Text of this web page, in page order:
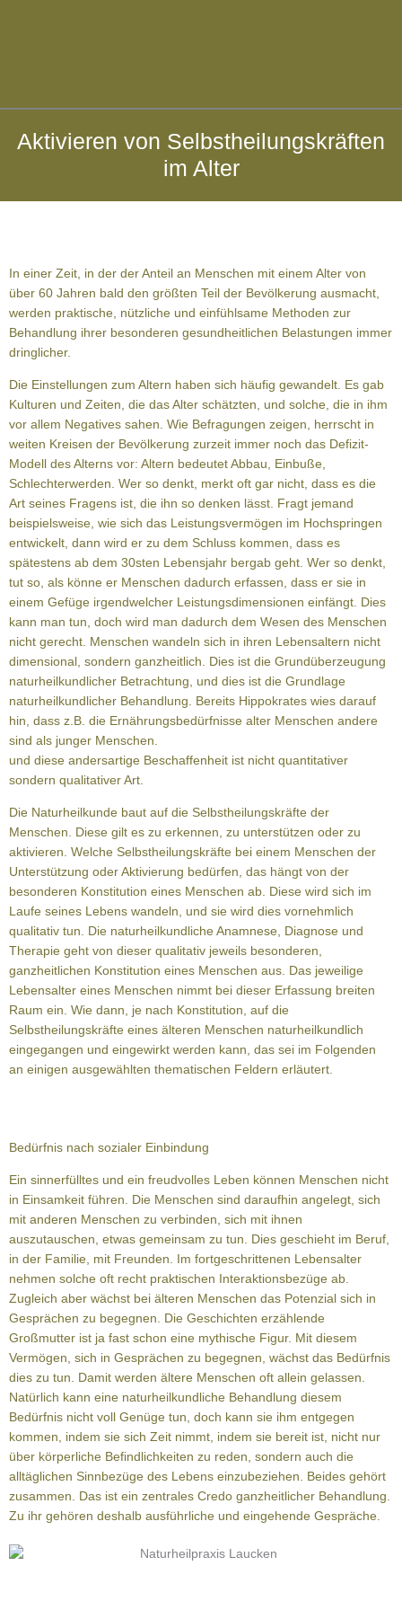
Aktivieren von Selbstheilungskräften
im Alter
In einer Zeit, in der der Anteil an Menschen mit einem Alter von
über 60 Jahren bald den größten Teil der Bevölkerung ausmacht,
werden praktische, nützliche und einfühlsame Methoden zur
Behandlung ihrer besonderen gesundheitlichen Belastungen immer
dringlicher.
Die Einstellungen zum Altern haben sich häufig gewandelt. Es gab
Kulturen und Zeiten, die das Alter schätzten, und solche, die in ihm
vor allem Negatives sahen. Wie Befragungen zeigen, herrscht in
weiten Kreisen der Bevölkerung zurzeit immer noch das Defizit-
Modell des Alterns vor: Altern bedeutet Abbau, Einbuße,
Schlechterwerden. Wer so denkt, merkt oft gar nicht, dass es die
Art seines Fragens ist, die ihn so denken lässt. Fragt jemand
beispielsweise, wie sich das Leistungsvermögen im Hochspringen
entwickelt, dann wird er zu dem Schluss kommen, dass es
spätestens ab dem 30sten Lebensjahr bergab geht. Wer so denkt,
tut so, als könne er Menschen dadurch erfassen, dass er sie in
einem Gefüge irgendwelcher Leistungsdimensionen einfängt. Dies
kann man tun, doch wird man dadurch dem Wesen des Menschen
nicht gerecht. Menschen wandeln sich in ihren Lebensaltern nicht
dimensional, sondern ganzheitlich. Dies ist die Grundüberzeugung
naturheilkundlicher Betrachtung, und dies ist die Grundlage
naturheilkundlicher Behandlung. Bereits Hippokrates wies darauf
hin, dass z.B. die Ernährungsbedürfnisse alter Menschen andere
sind als junger Menschen.
und diese andersartige Beschaffenheit ist nicht quantitativer
sondern qualitativer Art.
Die Naturheilkunde baut auf die Selbstheilungskräfte der
Menschen. Diese gilt es zu erkennen, zu unterstützen oder zu
aktivieren. Welche Selbstheilungskräfte bei einem Menschen der
Unterstützung oder Aktivierung bedürfen, das hängt von der
besonderen Konstitution eines Menschen ab. Diese wird sich im
Laufe seines Lebens wandeln, und sie wird dies vornehmlich
qualitativ tun. Die naturheilkundliche Anamnese, Diagnose und
Therapie geht von dieser qualitativ jeweils besonderen,
ganzheitlichen Konstitution eines Menschen aus. Das jeweilige
Lebensalter eines Menschen nimmt bei dieser Erfassung breiten
Raum ein. Wie dann, je nach Konstitution, auf die
Selbstheilungskräfte eines älteren Menschen naturheilkundlich
eingegangen und eingewirkt werden kann, das sei im Folgenden
an einigen ausgewählten thematischen Feldern erläutert.
Bedürfnis nach sozialer Einbindung
Ein sinnerfülltes und ein freudvolles Leben können Menschen nicht
in Einsamkeit führen. Die Menschen sind daraufhin angelegt, sich
mit anderen Menschen zu verbinden, sich mit ihnen
auszutauschen, etwas gemeinsam zu tun. Dies geschieht im Beruf,
in der Familie, mit Freunden. Im fortgeschrittenen Lebensalter
nehmen solche oft recht praktischen Interaktionsbezüge ab.
Zugleich aber wächst bei älteren Menschen das Potenzial sich in
Gesprächen zu begegnen. Die Geschichten erzählende
Großmutter ist ja fast schon eine mythische Figur. Mit diesem
Vermögen, sich in Gesprächen zu begegnen, wächst das Bedürfnis
dies zu tun. Damit werden ältere Menschen oft allein gelassen.
Natürlich kann eine naturheilkundliche Behandlung diesem
Bedürfnis nicht voll Genüge tun, doch kann sie ihm entgegen
kommen, indem sie sich Zeit nimmt, indem sie bereit ist, nicht nur
über körperliche Befindlichkeiten zu reden, sondern auch die
alltäglichen Sinnbezüge des Lebens einzubeziehen. Beides gehört
zusammen. Das ist ein zentrales Credo ganzheitlicher Behandlung.
Zu ihr gehören deshalb ausführliche und eingehende Gespräche.